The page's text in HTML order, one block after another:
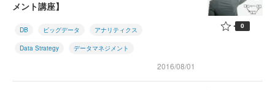
メント講座】
DB ビッグデータ アナリティクス
Data Strategy データマネジメント
2016/08/01
0